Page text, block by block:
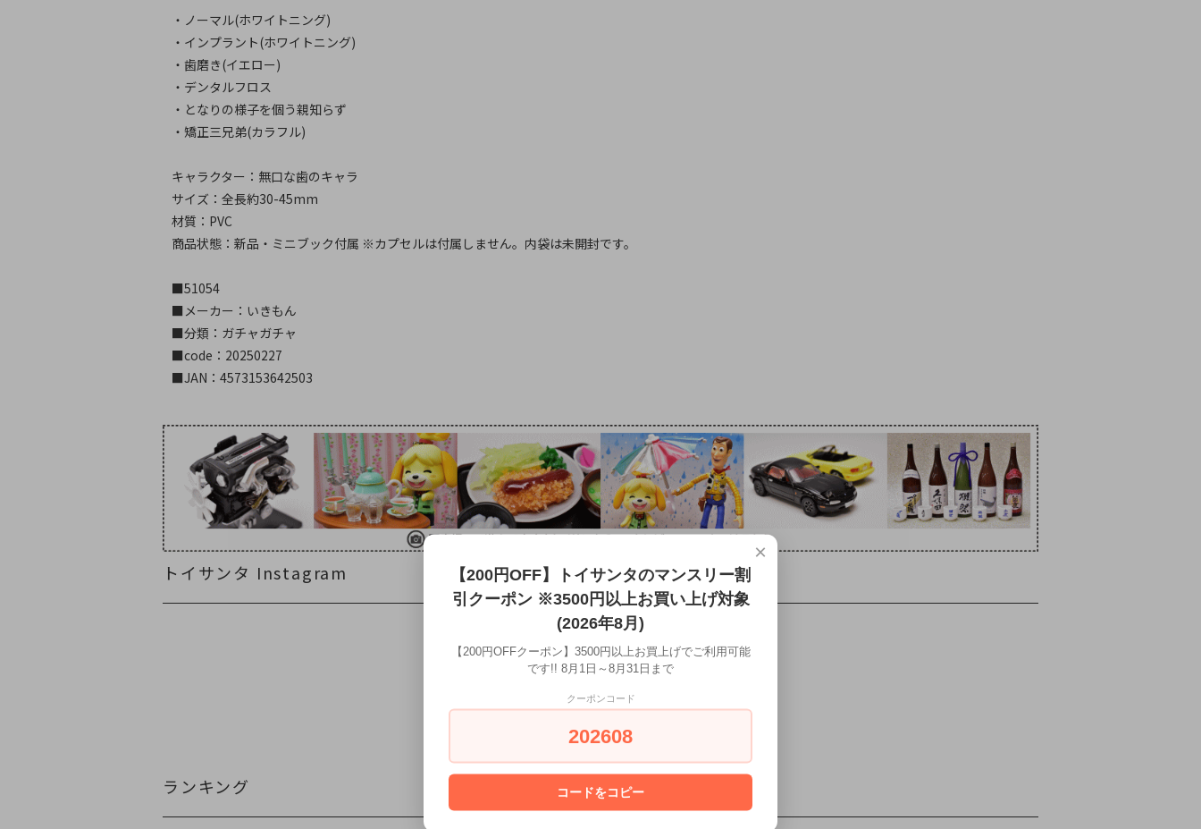
・ノーマル(ホワイトニング)
・インプラント(ホワイトニング)
・歯磨き(イエロー)
・デンタルフロス
・となりの様子を個う親知らず
・矯正三兄弟(カラフル)
キャラクター：無口な歯のキャラ
サイズ：全長約30-45mm
材質：PVC
商品状態：新品・ミニブック付属 ※カプセルは付属しません。内袋は未開封です。
■51054
■メーカー：いきもん
■分類：ガチャガチャ
■code：20250227
■JAN：4573153642503
トイサンタ Instagram
ランキング
×
【200円OFF】トイサンタのマンスリー割
引クーポン ※3500円以上お買い上げ対象
(2026年8月)
【200円OFFクーポン】3500円以上お買上げでご利用可能
です!! 8月1日～8月31日まで
クーポンコード
202608
コードをコピー